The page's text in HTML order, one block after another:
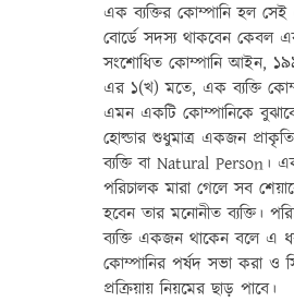
এক ব্যক্তির কোম্পানি হল সেই
বোর্ডে সদস্য থাকবেন কেবল
সংশোধিত কোম্পানি আইন,
এর ১(খ) মতে, এক ব্যক্তি
এমন একটি কোম্পানিকে
হোল্ডার শুধুমাত্র একজন প্রাকৃতিক
ব্যক্তি বা Natural Person।
পরিচালক মারা গেলে সব
হবেন তার মনোনীত ব্যক্তি।
ব্যক্তি একজন থাকেন বলে এ
কোম্পানির পর্ষদ সভা করা ও
প্রক্রিয়ায় নিয়মের ছাড় পাবে।